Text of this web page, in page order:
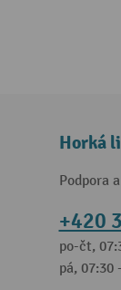
Horká
Podpora
+420
po-čt,
pá, 07:30